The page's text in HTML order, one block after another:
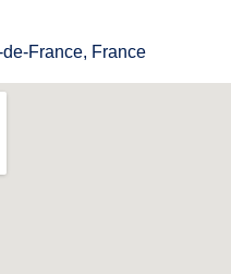
France, France